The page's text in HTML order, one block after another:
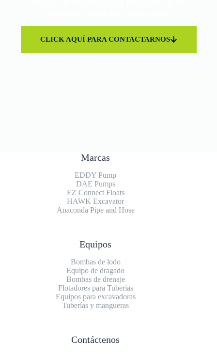
CLICK AQUÍ PARA CONTACTARNOS
Marcas
EDDY Pump
DAE Pumps
EZ Connect Floats
HAWK Excavator
Anaconda Pipe and Hose
Equipos
Bombas de lodo
Equipo de dragado
Bombas de drenaje
Flotadores para Tuberías
Equipos para excavadoras
Tuberías y mangueras
Contáctenos